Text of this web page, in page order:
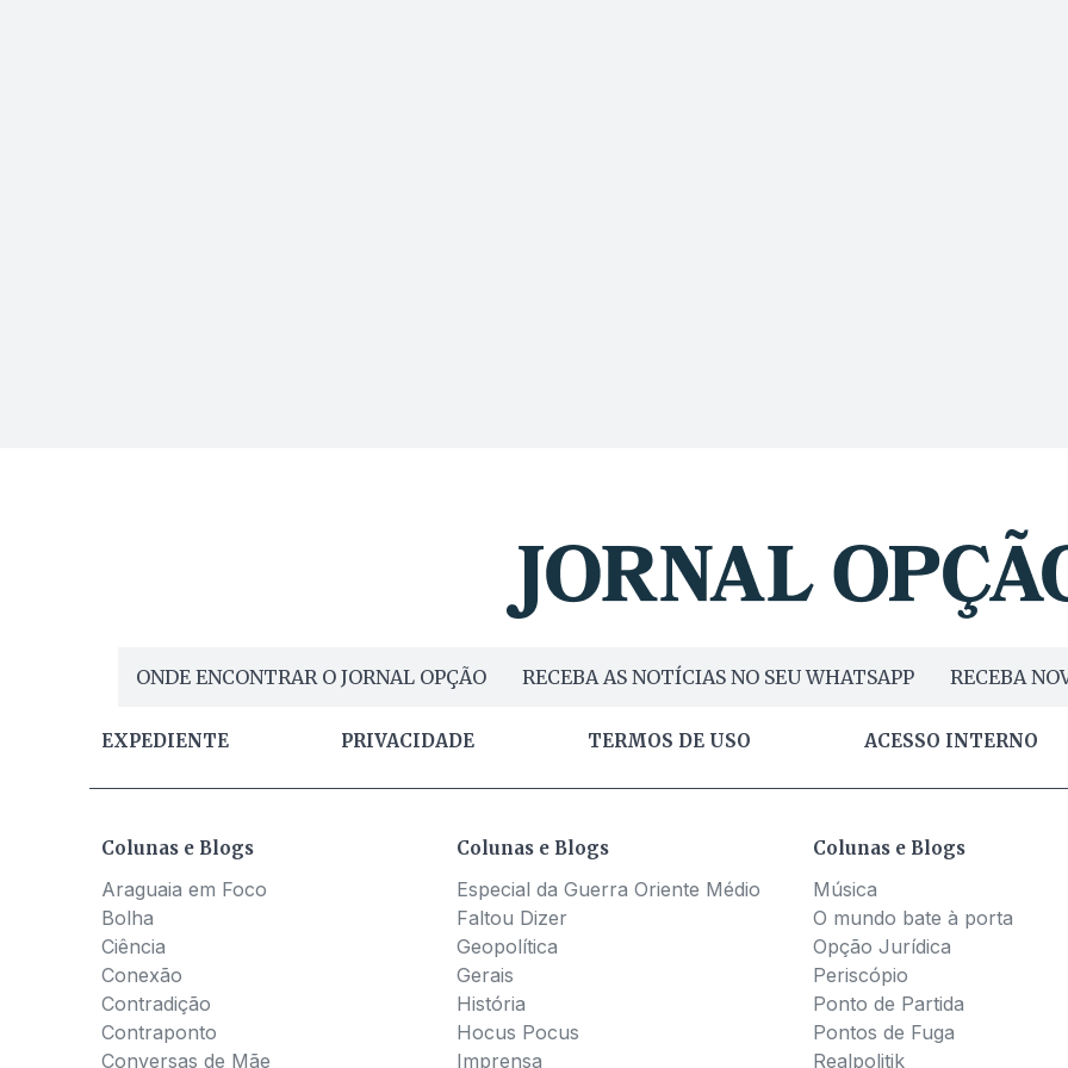
ONDE ENCONTRAR O JORNAL OPÇÃO RECEBA AS NOTÍCIAS NO SEU WHATSAPP RECEBA
EXPEDIENTE PRIVACIDADE TERMOS DE USO ACESSO INTERNO
Colunas e Blogs
Araguaia em Foco
Bolha
Ciência
Conexão
Contradição
Contraponto
Conversas de Mãe
Colunas e Blogs
Especial da Guerra Oriente Médio
Faltou Dizer
Geopolítica
Gerais
História
Hocus Pocus
Imprensa
Colunas e Blogs
Música
O mundo bate à porta
Opção Jurídica
Periscópio
Ponto de Partida
Pontos de Fuga
Realpolitik